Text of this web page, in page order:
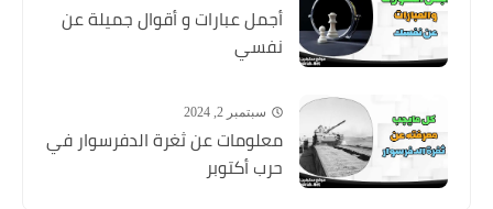
أجمل عبارات و أقوال جميلة عن
نفسي
سبتمبر 2, 2024
معلومات عن ثغرة الدفرسوار في
حرب أكتوبر